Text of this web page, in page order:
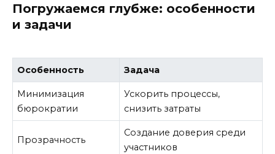
Погружаемся глубже: особенности
и задачи
Особенность Задача
Минимизация
бюрократии
Ускорить процессы,
снизить затраты
Прозрачность
Создание доверия среди
участников